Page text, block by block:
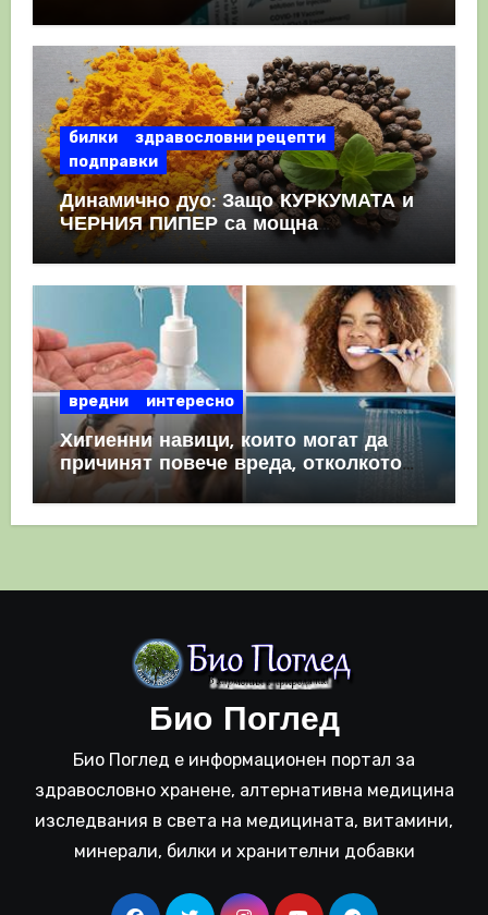
като призна, че те причиняват
билки
здравословни рецепти
подправки
Динамично дуо: Защо КУРКУМАТА и
ЧЕРНИЯ ПИПЕР са мощна
комбинация
вредни интересно
Хигиенни навици, които могат да
причинят повече вреда, отколкото
полза
Био Поглед
Био Поглед е информационен портал за
здравословно хранене, алтернативна медицина
изследвания в света на медицината, витамини,
минерали, билки и хранителни добавки